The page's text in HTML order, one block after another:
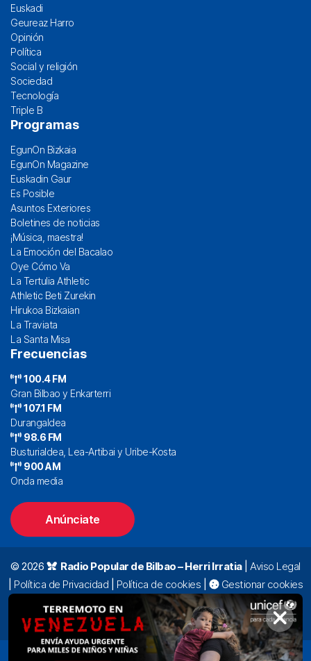
Euskadi
Geureaz Harro
Opinión
Política
Social y religión
Sociedad
Tecnología
Triple B
Programas
EgunOn Bizkaia
EgunOn Magazine
Euskadin Gaur
Es Posible
Asuntos Exteriores
Boletines de noticias
¡Música, maestra!
La Emoción del Bacalao
Oye Cómo Va
La Tertulia Athletic
Athletic Beti Zurekin
Hirukoa Bizkaian
La Traviata
La Santa Misa
Frecuencias
100.4 FM
Gran Bilbao y Enkarterri
107.1 FM
Durangaldea
98.6 FM
Busturialdea, Lea-Artibai y Uribe-Kosta
900 AM
Onda media
Anúnciate
© 2026 Radio Popular de Bilbao – Herri Irratia|Aviso Legal
Política de Privacidad Política de cookies
Gestionar cookies
Alda. Mazarredo, 47 – 7º 48009 Bilbao |
94 423 92 00|
oyentes@radiopopular.com